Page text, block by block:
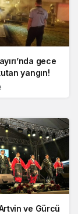
gece
yangın!
ve Gürcü